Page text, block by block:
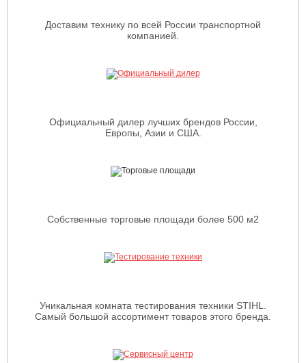
Доставим технику по всей России транспортной
компанией.
Официальный дилер лучших брендов России,
Европы, Азии и США.
Собственные торговые площади более 500 м2
Уникальная комната тестирования техники STIHL.
Самый большой ассортимент товаров этого бренда.